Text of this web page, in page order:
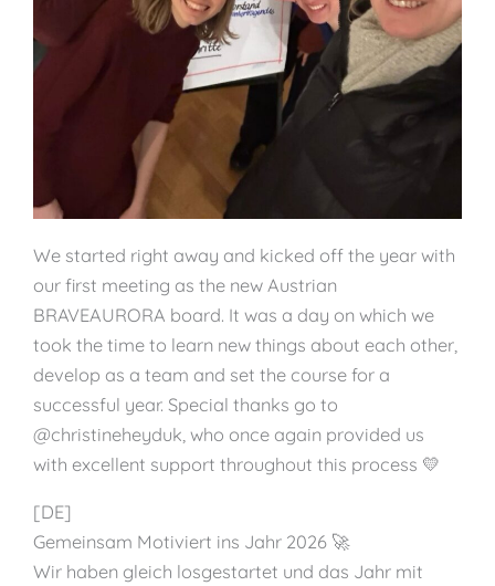
We started right away and kicked off the year with
our first meeting as the new Austrian
BRAVEAURORA board. It was a day on which we
took the time to learn new things about each other,
develop as a team and set the course for a
successful year. Special thanks go to
@christineheyduk, who once again provided us
with excellent support throughout this process 💛
[DE]
Gemeinsam Motiviert ins Jahr 2026 🚀
Wir haben gleich losgestartet und das Jahr mit